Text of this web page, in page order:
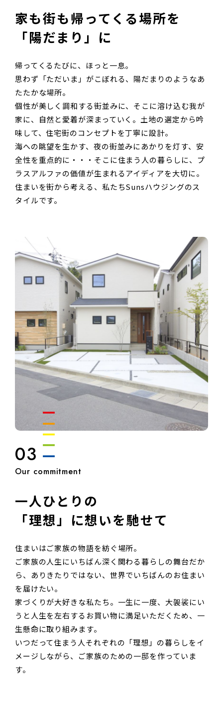
家も街も帰ってくる場所を
「陽だまり」に
帰ってくるたびに、ほっと一息。
思わず「ただいま」がこぼれる、陽だまりのようなあ
たたかな場所。
個性が美しく調和する街並みに、そこに溶け込む我が
家に、自然と愛着が深まっていく。土地の選定から吟
味して、住宅街のコンセプトを丁寧に設計。
海への眺望を生かす、夜の街並みにあかりを灯す、安
全性を重点的に・・・そこに住まう人の暮らしに、プ
ラスアルファの価値が生まれるアイディアを大切に。
住まいを街から考える、私たちSunsハウジングのス
タイルです。
03
一人ひとりの
「理想」に想いを馳せて
住まいはご家族の物語を紡ぐ場所。
ご家族の人生にいちばん深く関わる暮らしの舞台だか
ら、ありきたりではない、世界でいちばんのお住まい
を届けたい。
家づくりが大好きな私たち。一生に一度、大袈裟にい
うと人生を左右するお買い物に満足いただくため、一
生懸命に取り組みます。
いつだって住まう人それぞれの「理想」の暮らしをイ
メージしながら、ご家族のための一邸を作っていま
す。